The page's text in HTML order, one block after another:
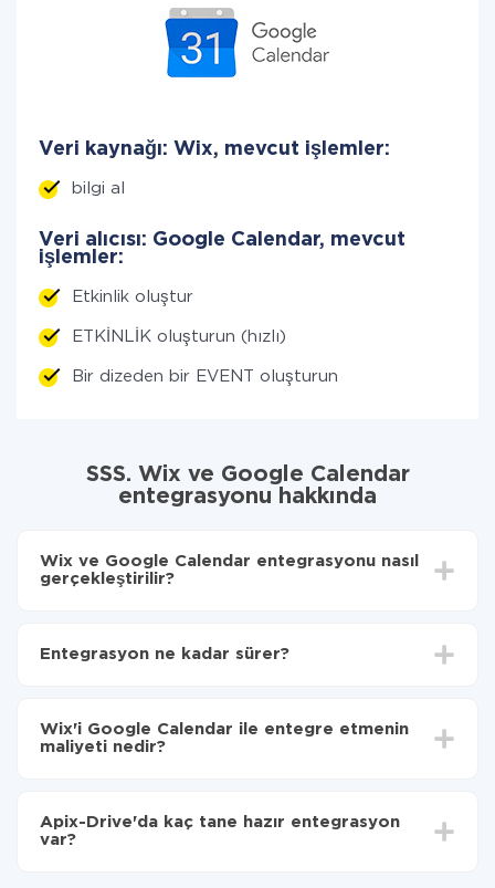
Veri kaynağı: Wix, mevcut işlemler:
bilgi al
Veri alıcısı: Google Calendar, mevcut
işlemler:
Etkinlik oluştur
ETKİNLİK oluşturun (hızlı)
Bir dizeden bir EVENT oluşturun
SSS. Wix ve Google Calendar
entegrasyonu hakkında
Wix ve Google Calendar entegrasyonu nasıl
gerçekleştirilir?
aktarılacağını seçin
Calendar'ye aktarılacaktır.
Entegrasyon ne kadar sürer?
olarak, 10-15 dakika sürer.
Wix'i Google Calendar ile entegre etmenin
maliyeti nedir?
Hizmetimiz aracılığıyla yalnızca bir sisteminizden
diğerine aktarılan veri miktarı için ödeme yaparsınız.
Apix-Drive'da kaç tane hazır entegrasyon
var?